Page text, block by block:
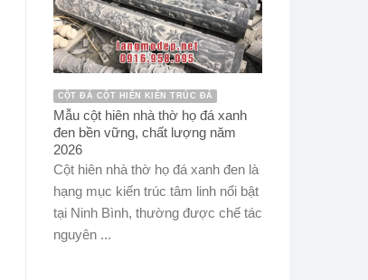
CỘT ĐÁ CỘT HIÊN KIẾN TRÚC ĐÁ
Mẫu cột hiên nhà thờ họ đá xanh
đen bền vững, chất lượng năm
2026
Cột hiên nhà thờ họ đá xanh đen là
hạng mục kiến trúc tâm linh nổi bật
tại Ninh Bình, thường được chế tác
nguyên ...